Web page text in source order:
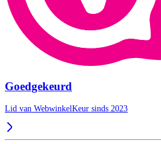
Goedgekeurd
Lid van WebwinkelKeur sinds 2023